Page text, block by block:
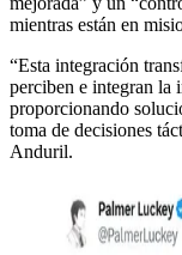
mientras están en
“Esta integración
perciben e integran la
proporcionando
toma de decisiones
Anduril.